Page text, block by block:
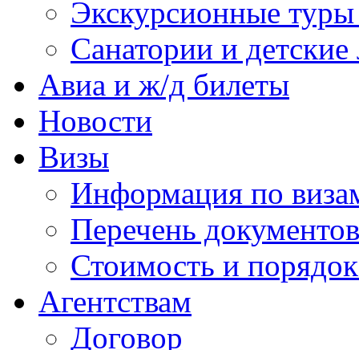
Экскурсионные
Санатории и детские
Авиа и ж/д билеты
Новости
Визы
Информация по
Перечень
Стоимость и
Агентствам
Договор